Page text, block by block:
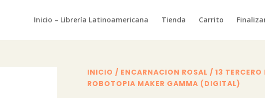
Inicio – Librería Latinoamericana Tienda Carrito
INICIO / ENCARNACION ROSAL / 13
ROBOTOPIA MAKER GAMMA (DIGITAL)